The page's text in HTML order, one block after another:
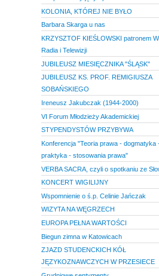
KOLONIA, KTÓREJ NIE BYŁO
Barbara Skarga u nas
KRZYSZTOF KIEŚLOWSKI patronem
Radia i Telewizji
JUBILEUSZ MIESIĘCZNIKA "ŚLĄSK"
JUBILEUSZ KS. PROF. REMIGIUSZA
SOBAŃSKIEGO
Ireneusz Jakubczak (1944-2000)
VI Forum Młodzieży Akademickiej
STYPENDYSTÓW PRZYBYWA
Konferencja "Teoria prawa - dogmatyka
praktyka - stosowania prawa"
VERBA SACRA, czyli o spotkaniu ze
KONCERT WIGILIJNY
Wspomnienie o ś.p. Celinie Jańczak
WIZYTA NA WĘGRZECH
EUROPA PEŁNA WARTOŚCI
Biegun zimna w Katowicach
ZJAZD STUDENCKICH KÓŁ
JĘZYKOZNAWCZYCH W PRZESIECE